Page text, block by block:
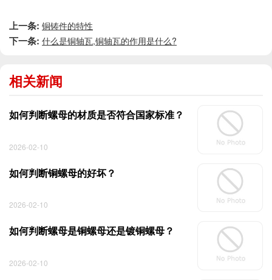
上一条: 铜铸件的特性
下一条: 什么是铜轴瓦,铜轴瓦的作用是什么?
相关新闻
如何判断螺母的材质是否符合国家标准？
2026-02-10
如何判断铜螺母的好坏？
2026-02-10
如何判断螺母是铜螺母还是镀铜螺母？
2026-02-10